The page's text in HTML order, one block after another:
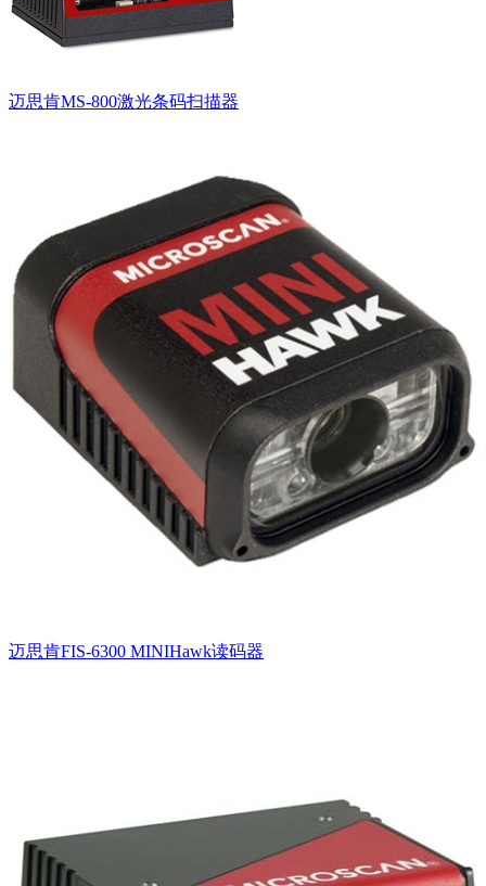
迈思肯MS-800激光条码扫描器
迈思肯FIS-6300 MINIHawk读码器